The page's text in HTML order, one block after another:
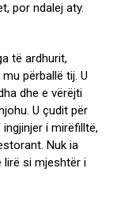
por ndalej aty.
të ardhurit,
përballë tij. U
dhe e vërëjti
U çudit për
i mirëfilltë,
Nuk ia
lirë si mjeshtër i